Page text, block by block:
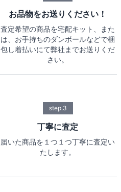
お品物をお送りください！
査定希望の商品を宅配キット、また
は、お手持ちのダンボールなどで梱
包し着払いにて弊社までお送りくだ
さい。
step.3
丁寧に査定
届いた商品を１つ１つ丁寧に査定い
たします。